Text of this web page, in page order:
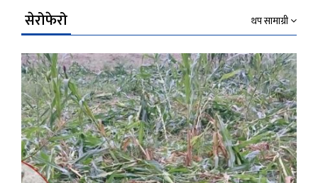
सेरोफेरो थप सामाग्री